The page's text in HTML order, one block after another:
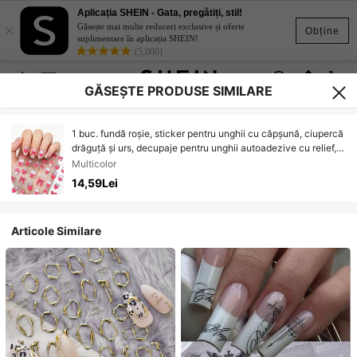
Obține
×
Aplicația SHEIN - Gata, pregătiți, stil!
Găsește mai multe reduceri exclusive și oferte
suplimentare în aplicația SHEIN!
(5,000)
GĂSEȘTE PRODUSE SIMILARE
1 buc. fundă roșie, sticker pentru unghii cu căpșună, ciupercă
drăguță și urs, decupaje pentru unghii autoadezive cu relief,
decoruri pentru nail art în stil dulce, potrivite pentru sărbători
și petreceri, model viu, ușor de aplicat și durabile
Multicolor
14,59Lei
Articole Similare